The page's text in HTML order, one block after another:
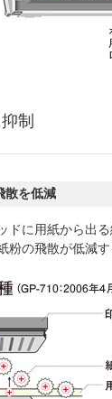
制
散を低減
ドに用紙から出
の飛散が低減